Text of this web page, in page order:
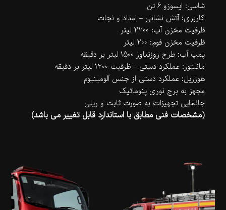
شاسی: ایسوزو 6 تن
کاربری: آتش نشانی – امداد و نجات
ظرفیت مخزن آب: 2200 لیتر
ظرفیت مخزن فوم: 200 لیتر
پمپ آب: طرح روزنباور 1500 لیتر بر دقیقه
مانیتور: عملکرد دستی – ظرفیت 1200 لیتر بر دقیقه
هوزریل: عملکرد دستی از جنس آلومینیوم
مجهز به برج نوری پنوماتیک
جانمایی تجهیزات به صورت ثابت و ریلی
(مشخصات فنی مطابق با استاندارد قابل تغییر می باشد)